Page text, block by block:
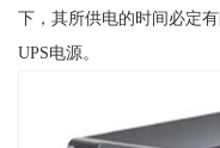
下，其所供电的时间必定
UPS电源。